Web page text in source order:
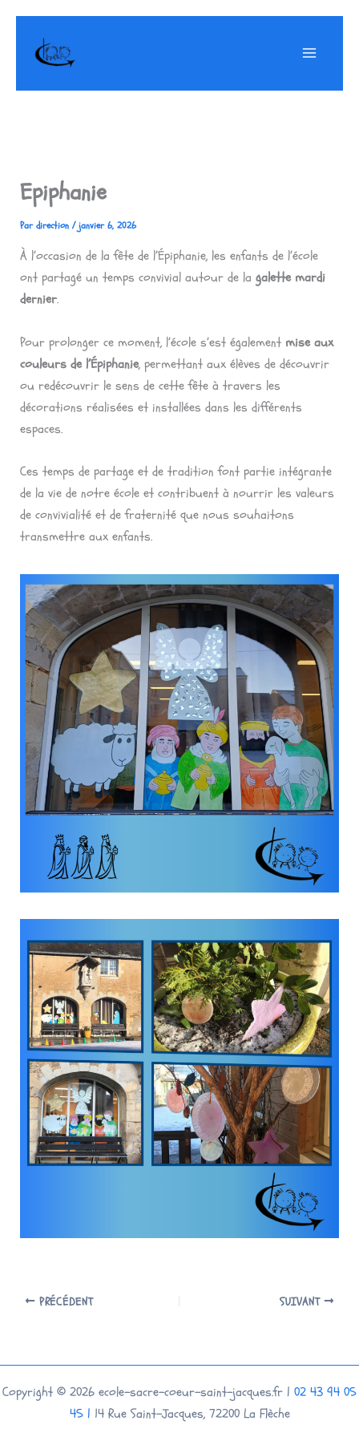
contenu
Epiphanie
Pardirection/janvier 6, 2026
À l’occasion de la fête de l’Épiphanie, les enfants de l’école
ont partagé un temps convivial autour de lagalette mardi
dernier.
Pour prolonger ce moment, l’école s’est également mise aux
couleurs de l’Épiphanie, permettant aux élèves de découvrir
ou redécouvrir le sens de cette fête à travers les
décorations réalisées et installées dans les différents
espaces.
Ces temps de partage et de tradition font partie intégrante
de la vie de notre école et contribuent à nourrir les valeurs
de convivialité et de fraternité que nous souhaitons
transmettre aux enfants.
PRÉCÉDENT SUIVANT
Copyright © 2026 ecole-sacre-coeur-saint-jacques.fr | 02 43 94 05
45 | 14 Rue Saint-Jacques, 72200 La Flèche